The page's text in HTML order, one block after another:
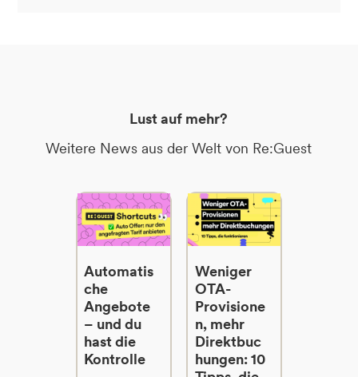
Lust auf mehr?
Weitere News aus der Welt von Re:Guest
Automatis
che
Angebote
– und du
hast die
Kontrolle
Weniger
OTA-
Provisione
n, mehr
Direktbuc
hungen: 10